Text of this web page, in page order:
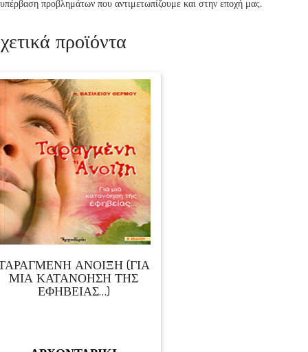
προϊόντα
ΑΝΟΙΞΗ (ΓΙΑ
ΜΙΑ ΚΑΤΑΝΟΗΣΗ ΤΗΣ
ΕΦΗΒΕΙΑΣ…)